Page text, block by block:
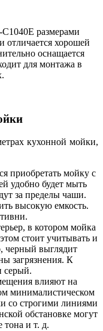
размерами
хорошей
оснащается
для монтажа в
кухонной мойки,
приобретать мойку с
удобно будет мыть
за пределы чаши.
высокую емкость.
в котором мойка
стоит учитывать и
черный выглядит
загрязнения. К
серый.
влияют на
минималистическом
со строгими линиями
обстановке могут
и т. д.